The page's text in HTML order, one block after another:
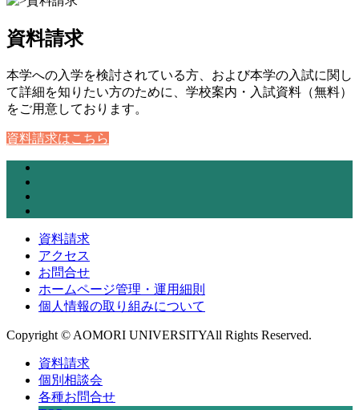
資料請求
本学への入学を検討されている方、および本学の入試に関し
て詳細を知りたい方のために、学校案内・入試資料（無料）
をご用意しております。
資料請求はこちら
資料請求
アクセス
お問合せ
ホームページ管理・運用細則
個人情報の取り組みについて
Copyright © AOMORI UNIVERSITYAll Rights Reserved.
資料請求
個別相談会
各種お問合せ